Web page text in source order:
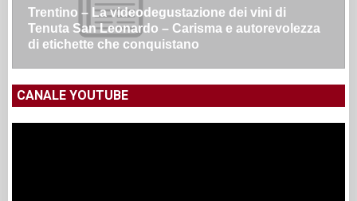
Trentino – La videodegustazione dei vini di
Tenuta San Leonardo – Carisma e autorevolezza
di etichette che conquistano
CANALE YOUTUBE